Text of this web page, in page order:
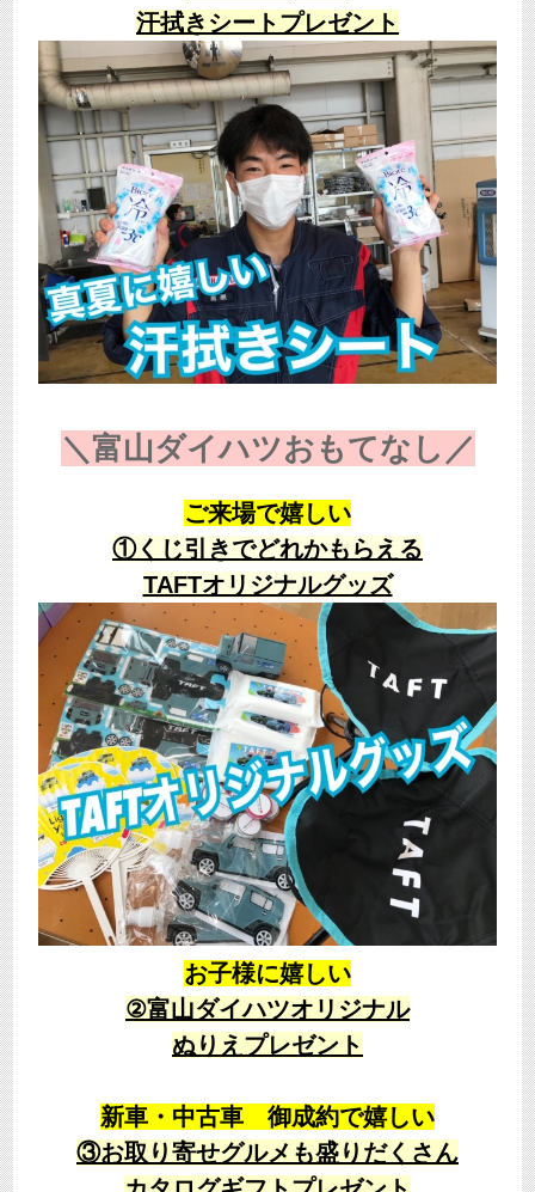
汗拭きシートプレゼント
＼富山ダイハツおもてなし／
ご来場で嬉しい
①くじ引きでどれかもらえる
TAFTオリジナルグッズ
お子様に嬉しい
②富山ダイハツオリジナル
ぬりえプレゼント
新車・中古車 御成約で嬉しい
③お取り寄せグルメも盛りだくさん